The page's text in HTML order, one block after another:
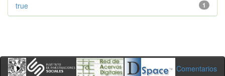
1
true
Comentarios